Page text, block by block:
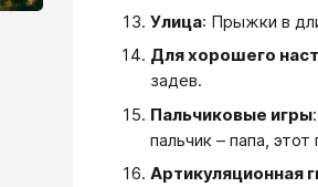
Улица: Прыжки в
Для хорошего
задев.
Пальчиковые игры
пальчик – папа,
Артикуляционная